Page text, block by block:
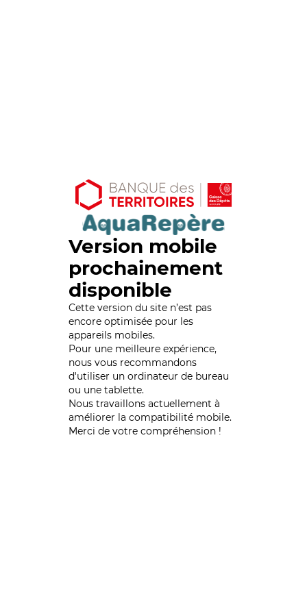
Version mobile
prochainement
disponible
Cette version du site n’est pas
encore optimisée pour les
appareils mobiles.
Pour une meilleure expérience,
nous vous recommandons
d'utiliser un ordinateur de bureau
ou une tablette.
Nous travaillons actuellement à
améliorer la compatibilité mobile.
Merci de votre compréhension !